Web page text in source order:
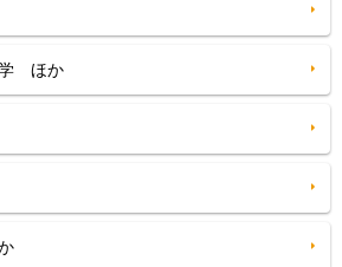
学 ほか